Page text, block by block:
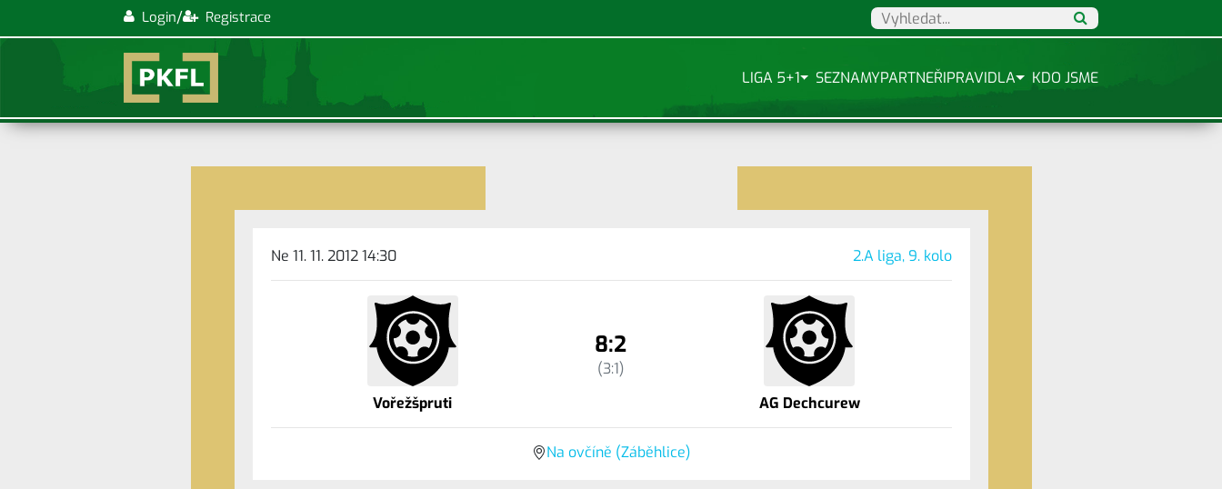
Login/ Registrace
LIGA 5+1 SEZNAMYPARTNEŘIPRAVIDLA KDO JSME
Ne 11. 11. 2012 14:30 2.A liga, 9. kolo
Vořežšpruti
8:2
(3:1)
AG Dechcurew
Na ovčíně (Záběhlice)